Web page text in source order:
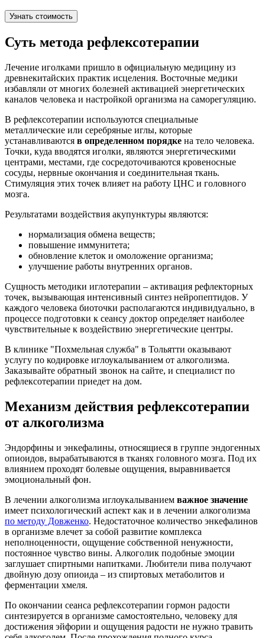
Узнать стоимость
Суть метода рефлексотерапии
Лечение иголками пришло в официальную медицину из
древнекитайских практик исцеления. Восточные медики
избавляли от многих болезней активацией энергетических
каналов человека и настройкой организма на саморегуляцию.
В рефлексотерапии используются специальные
металлические или серебряные иглы, которые
устанавливаются в определенном порядке на тело человека.
Точки, куда вводятся иголки, являются энергетическими
центрами, местами, где сосредоточиваются кровеносные
сосуды, нервные окончания и соединительная ткань.
Стимуляция этих точек влияет на работу ЦНС и головного
мозга.
Результатами воздействия акупунктуры являются:
нормализация обмена веществ;
повышение иммунитета;
обновление клеток и омоложение организма;
улучшение работы внутренних органов.
Сущность методики иглотерапии – активация рефлекторных
точек, вызывающая интенсивный синтез нейропептидов. У
каждого человека биоточки располагаются индивидуально, в
процессе подготовки к сеансу доктор определяет наиболее
чувствительные к воздействию энергетические центры.
В клинике "Похмельная служба" в Тольятти оказывают
услугу по кодировке иглоукалыванием от алкоголизма.
Заказывайте обратный звонок на сайте, и специалист по
рефлексотерапии приедет на дом.
Механизм действия рефлексотерапии
от алкоголизма
Эндорфины и энкефалины, относящиеся в группе эндогенных
опиоидов, вырабатываются в тканях головного мозга. Под их
влиянием проходят болевые ощущения, выравнивается
эмоциональный фон.
В лечении алкоголизма иглоукалыванием важное значение
имеет психологический аспект как и в лечении алкоголизма
по методу Довженко. Недостаточное количество энкефалинов
в организме влечет за собой развитие комплекса
неполноценности, ощущение собственной ненужности,
постоянное чувство вины. Алкоголик подобные эмоции
заглушает спиртными напитками. Любители пива получают
двойную дозу опиоида – из спиртовых метаболитов и
ферментации хмеля.
По окончании сеанса рефлексотерапии гормон радости
синтезируется в организме самостоятельно, человеку для
достижения эйфории и ощущения радости не нужно травить